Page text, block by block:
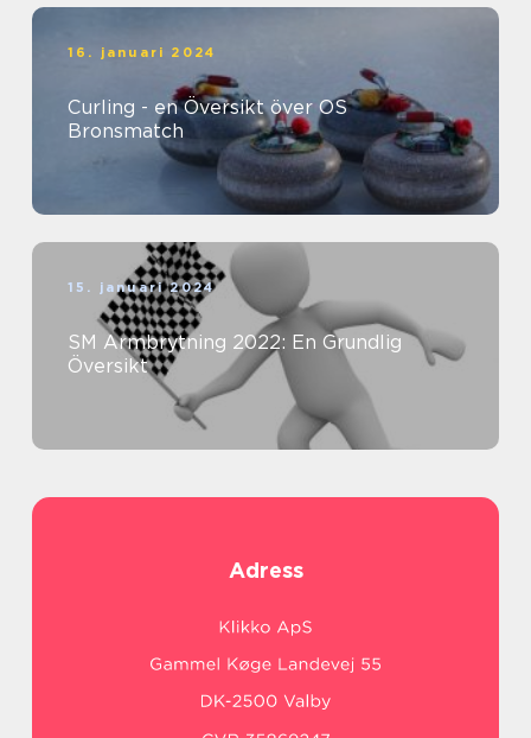
16. januari 2024
Curling - en Översikt över OS
Bronsmatch
15. januari 2024
SM Armbrytning 2022: En Grundlig
Översikt
Adress